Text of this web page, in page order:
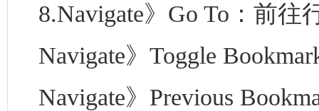
8.Navigate》Go To：前往
Navigate》Toggle
Navigate》Previous